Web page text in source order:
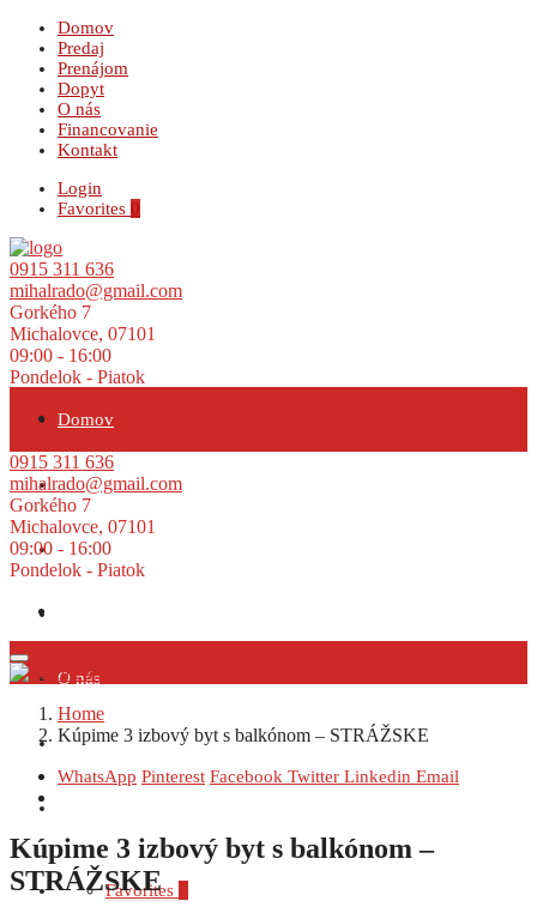
Domov
Predaj
Prenájom
Dopyt
O nás
Financovanie
Kontakt
Login
Favorites 0
0915 311 636
mihalrado@gmail.com
Gorkého 7
Michalovce, 07101
09:00 - 16:00
Pondelok - Piatok
Domov
Predaj
Prenájom
O nás
Financovanie
Favorites
0915 311 636
mihalrado@gmail.com
Gorkého 7
Michalovce, 07101
09:00 - 16:00
Pondelok - Piatok
Home
Kúpime 3 izbový byt s balkónom – STRÁŽSKE
WhatsApp Pinterest Facebook Twitter Linkedin Email
Kúpime 3 izbový byt s balkónom –
STRÁŽSKE